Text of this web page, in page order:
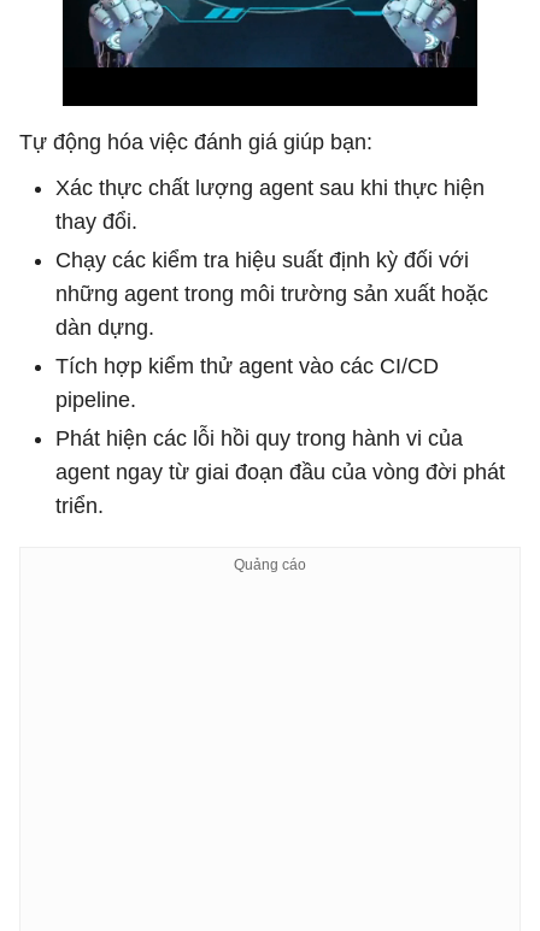
Tự động hóa việc đánh giá giúp bạn:
Xác thực chất lượng agent sau khi thực hiện
thay đổi.
Chạy các kiểm tra hiệu suất định kỳ đối với
những agent trong môi trường sản xuất hoặc
dàn dựng.
Tích hợp kiểm thử agent vào các CI/CD
pipeline.
Phát hiện các lỗi hồi quy trong hành vi của
agent ngay từ giai đoạn đầu của vòng đời phát
triển.